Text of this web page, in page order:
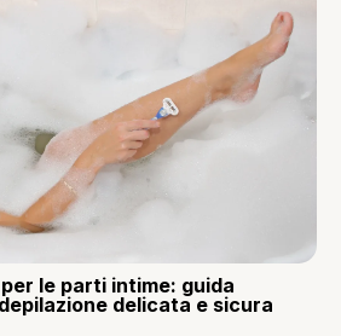
le parti intime: guida
delicata e sicura